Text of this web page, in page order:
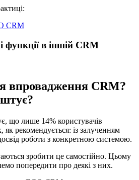
CRM
функції в іншій CRM
впровадження CRM?
що лише 14% користувачів
рекомендується: із залученням
роботи з конкретною системою.
зробити це самостійно. Цьому
попередити про деякі з них.